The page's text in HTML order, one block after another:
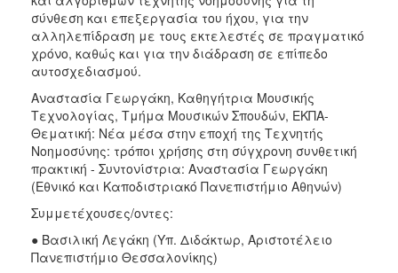
σύνθεση και επεξεργασία του ήχου, για την
αλληλεπίδραση με τους εκτελεστές σε πραγματικό
χρόνο, καθώς και για την διάδραση σε επίπεδο
αυτοσχεδιασμού.
Αναστασία Γεωργάκη, Καθηγήτρια Μουσικής
Τεχνολογίας, Τμήμα Μουσικών Σπουδών, ΕΚΠΑ-
Θεματική: Νέα μέσα στην εποχή της Τεχνητής
Νοημοσύνης: τρόποι χρήσης στη σύγχρονη συνθετική
πρακτική - Συντονίστρια: Αναστασία Γεωργάκη
(Εθνικό και Καποδιστριακό Πανεπιστήμιο Αθηνών)
Συμμετέχουσες/οντες:
● Βασιλική Λεγάκη (Υπ. Διδάκτωρ, Αριστοτέλειο
Πανεπιστήμιο Θεσσαλονίκης)